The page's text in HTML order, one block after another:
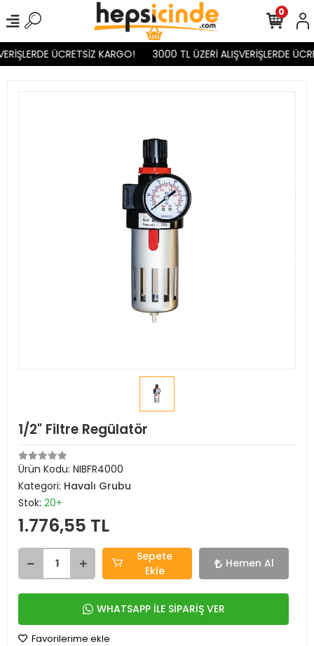
ÜCRETSİZ KARGO! 3000 TL ÜZERİ ALIŞVERİŞLERDE
0
1/2" Filtre Regülatör
Ürün Kodu: NIBFR4000
Kategori: Havalı Grubu
Stok: 20+
1.776,55 TL
Sepete
Ekle
Hemen Al
WHATSAPP İLE SİPARİŞ VER
Favorilerime ekle